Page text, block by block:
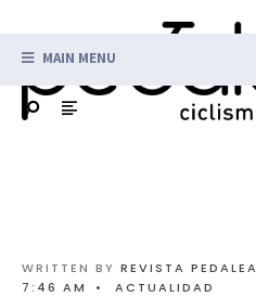
MAIN MENU
WRITTEN BY REVISTA PEDALEA
7:46 AM
• ACTUALIDAD